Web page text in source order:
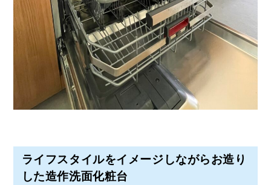
ライフスタイルをイメージしながらお造り
した造作洗面化粧台